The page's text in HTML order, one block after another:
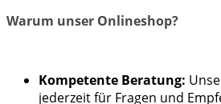
Warum unser Onlineshop?
Kompetente Beratung:
jederzeit für Fragen und